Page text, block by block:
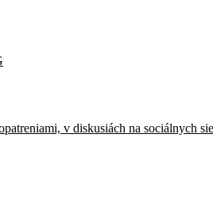
v diskusiách na sociálnych